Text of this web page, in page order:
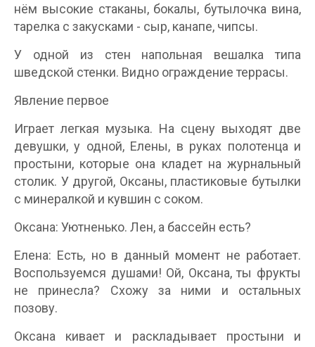
нём высокие стаканы, бокалы, бутылочка вина,
тарелка с закусками - сыр, канапе, чипсы.
У одной из стен напольная вешалка типа
шведской стенки. Видно ограждение террасы.
Явление первое
Играет легкая музыка. На сцену выходят две
девушки, у одной, Елены, в руках полотенца и
простыни, которые она кладет на журнальный
столик. У другой, Оксаны, пластиковые бутылки
с минералкой и кувшин с соком.
Оксана: Уютненько. Лен, а бассейн есть?
Елена: Есть, но в данный момент не работает.
Воспользуемся душами! Ой, Оксана, ты фрукты
не принесла? Схожу за ними и остальных
позову.
Оксана кивает и раскладывает простыни и